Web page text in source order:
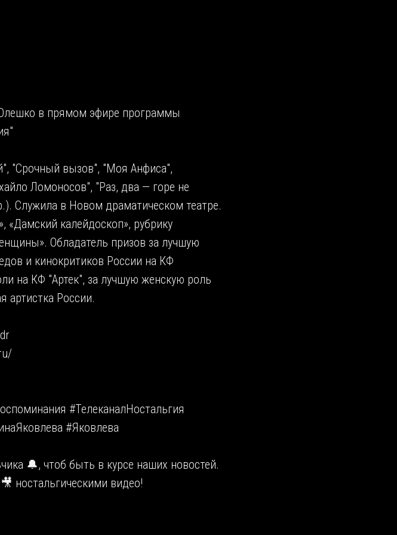
в прямом эфире программы
"Срочный вызов", "Моя Анфиса",
Ломоносов", "Раз, два — горе не
Служила в Новом драматическом театре.
калейдоскоп», рубрику
Обладатель призов за лучшую
и кинокритиков России на КФ
на КФ "Артек", за лучшую женскую роль
артистка России.
#ТелеканалНостальгия
#Яковлева
🔔, чтоб быть в курсе наших новостей.
ностальгическими видео!